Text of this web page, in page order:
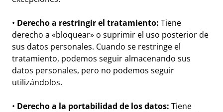
• Derecho a restringir el tratamiento: Tiene
derecho a «bloquear» o suprimir el uso posterior de
sus datos personales. Cuando se restringe el
tratamiento, podemos seguir almacenando sus
datos personales, pero no podemos seguir
utilizándolos.
• Derecho a la portabilidad de los datos: Tiene